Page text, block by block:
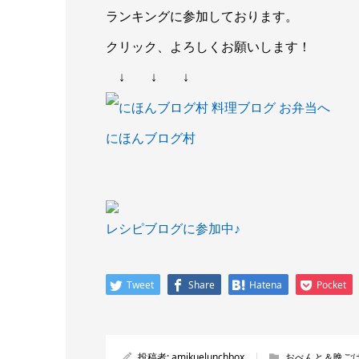
ランキングに参加しております。
クリック、よろしくお願いします！
↓ ↓ ↓
にほんブログ村
レシピブログに参加中♪
Tweet Share Hatena Pocket